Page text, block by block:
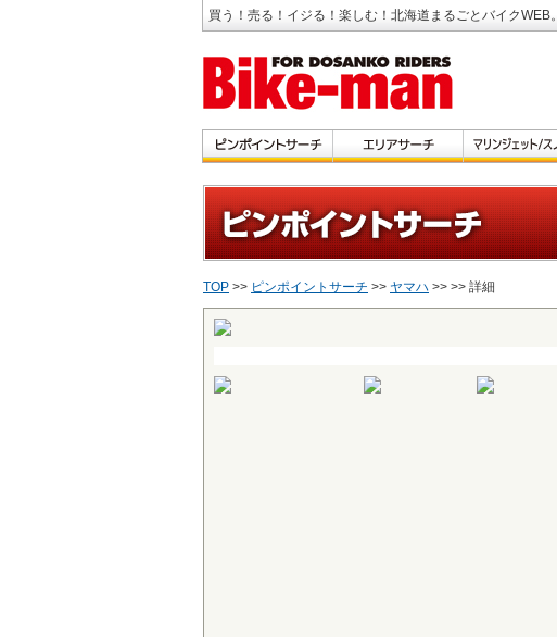
買う！売る！イジる！楽しむ！北海道まるごとバイクWEB。
TOP >> ピンポイントサーチ >> ヤマハ >> >> 詳細